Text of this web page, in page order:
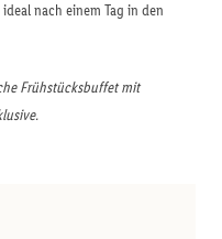
nach einem Tag in den
Frühstücksbuffet mit